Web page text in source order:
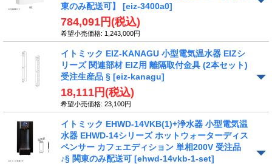
東のみ配送可】 [eiz-3400a0]
784,091円 (税込)
希望小売価格: 1,243,000円
イトミック EIZ-KANAGU 小型電気温水器 EIZシ
リーズ 関連部材 EIZ用 離隔取付金具 (2本セット)
受注生産品 § [eiz-kanagu]
18,111円 (税込)
希望小売価格: 23,100円
イトミック EHWD-14VKB(1)+浄水器 小型電気温
水器 EHWD-14シリーズ ホットウォーターディス
ペンサー カフェエディション 単相200V 受注品
♪§ 関東のみ配送可 [ehwd-14vkb-1-set]